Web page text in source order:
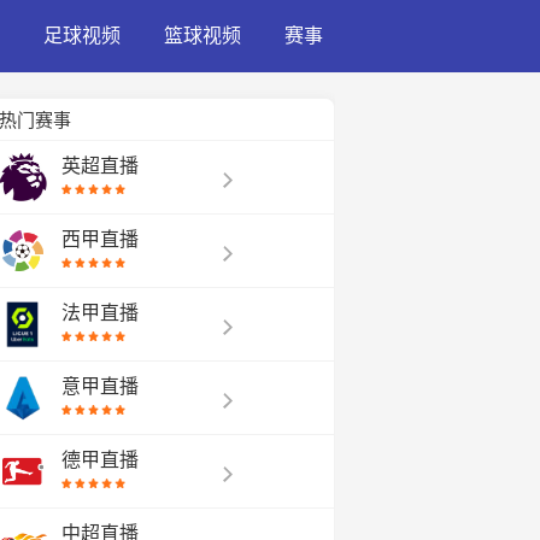
足球视频 篮球视频 赛事
热门赛事
英超直播
西甲直播
法甲直播
意甲直播
德甲直播
中超直播